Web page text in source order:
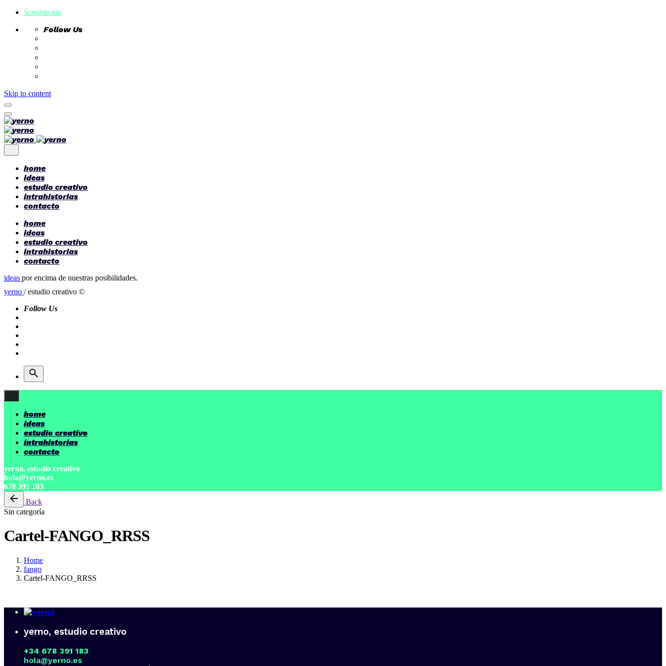
Scroll to top
Follow Us
Skip to content
home
ideas
estudio creativo
intrahistorias
contacto
home
ideas
estudio creativo
intrahistorias
contacto
ideas por encima de nuestras posibilidades.
yerno / estudio creativo ©
Follow Us
home
ideas
estudio creativo
intrahistorias
contacto
yerno, estudio creativo
hola@yerno.es
678 391 183
Back
Sin categoría
Cartel-FANGO_RRSS
Home
fango
Cartel-FANGO_RRSS
yerno, estudio creativo
+34 678 391 183
hola@yerno.es